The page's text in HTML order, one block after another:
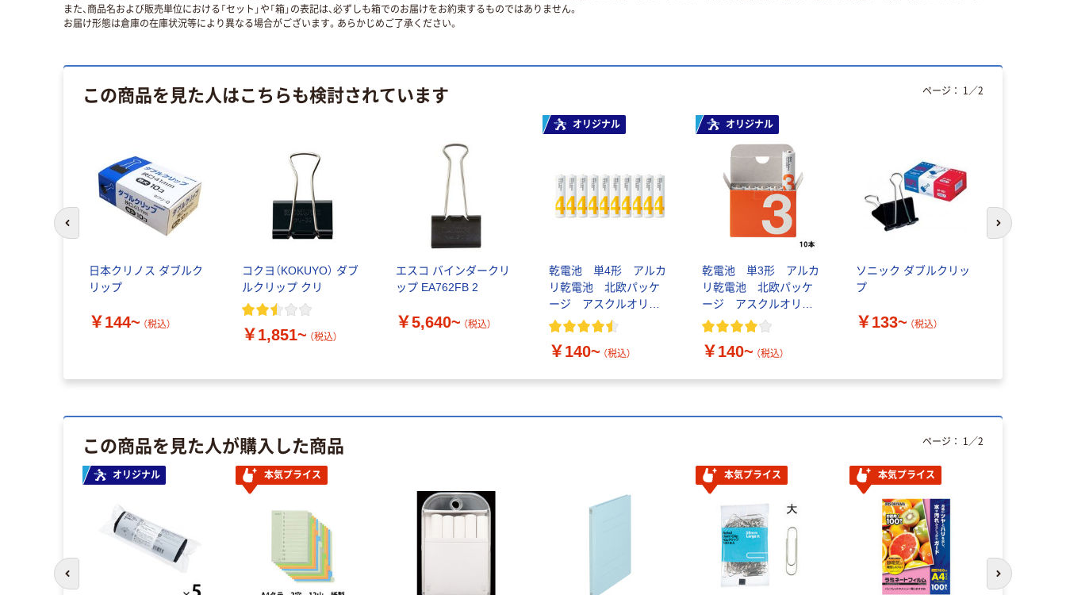
また、商品名および販売単位における「セット」や「箱」の表記は、必ずしも箱でのお届けをお約束するものではありません。
お届け形態は倉庫の在庫状況等により異なる場合がございます。あらかじめご了承ください。
この商品を見た人はこちらも検討されています
日本クリノス ダブルク
リップ
￥144~ （税込）
コクヨ（KOKUYO） ダブ
ルクリップ クリ
￥1,851~ （税込）
エスコ バインダークリ
ップ EA762FB 2
￥5,640~ （税込）
オリジナル
乾電池 単4形 アルカ
リ乾電池 北欧パッケ
ージ アスクルオリジ
ナル
￥140~ （税込）
オリジナル
乾電池 単3形 アルカ
リ乾電池 北欧パッケ
ージ アスクルオリジ
ナル
￥140~ （税込）
ソニック ダブルクリッ
プ
￥133~ （税込）
ページ： 1 ／2
次のスライド
この商品を見た人が購入した商品
オリジナル 本気プライス 本気プライス 本気プライス
ページ： 1 ／2
次のスライド